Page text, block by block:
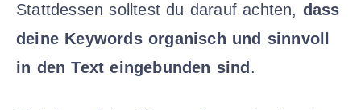
Stattdessen solltest du darauf achten, dass
deine Keywords organisch und sinnvoll
in den Text eingebunden sind .